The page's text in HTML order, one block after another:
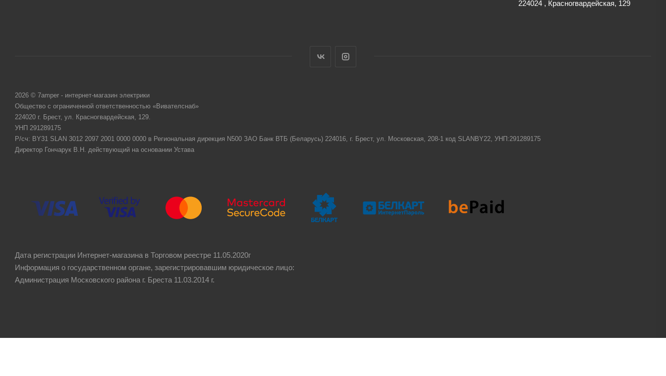
224024 , Красногвардейская, 129
2026 © 7amper - интернет-магазин электрики
Общество с ограниченной ответственностью «Вивателснаб»
224020 г. Брест, ул. Красногвардейская, 129.
УНП 291289175
Р/сч: BY31 SLAN 3012 2097 2001 0000 0000 в Региональная дирекция N500 ЗАО Банк ВТБ (Беларусь) 224016, г. Брест, ул. Московская, 208-1 код SLANBY22, УНП:291289175
Директор Гончарук В.Н. действующий на основании Устава
Дата регистрации Интернет-магазина в Торговом реестре 11.05.2020г
Информация о государственном органе, зарегистрировавшим юридическое лицо:
Администрация Московского района г. Бреста 11.03.2014 г.